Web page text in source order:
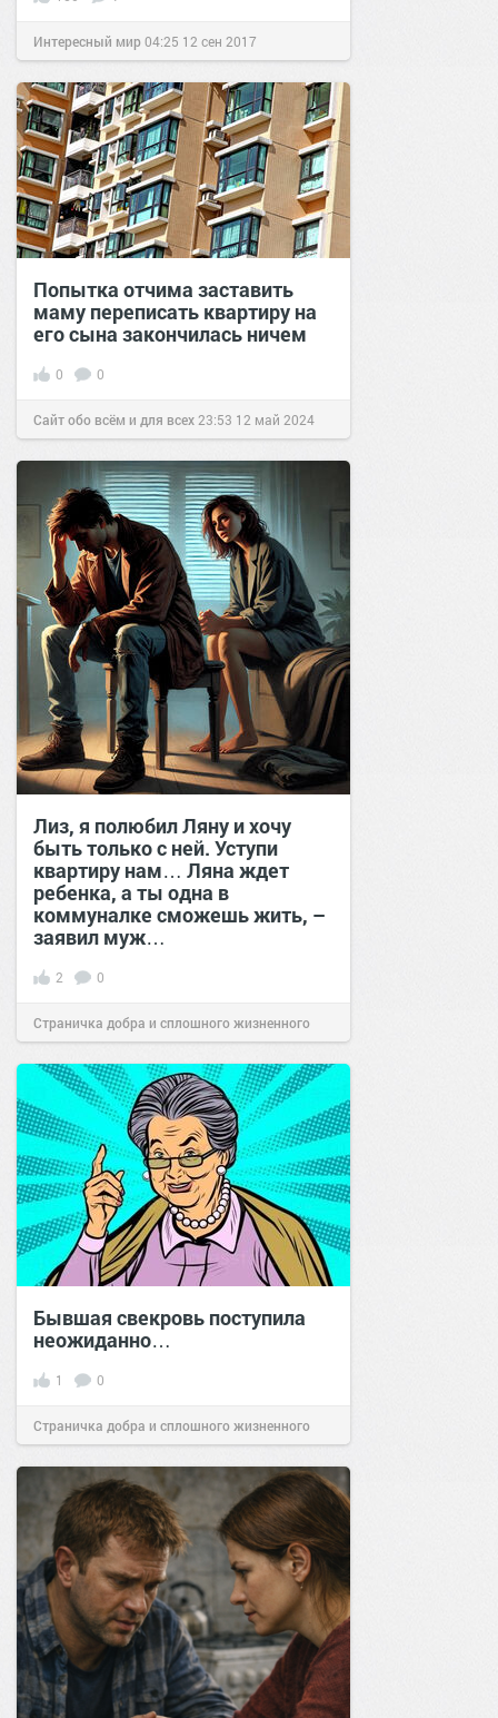
Интересный мир04:25 12 сен 2017
Попытка отчима заставить
маму переписать квартиру на
его сына закончилась ничем
0 0
Сайт обо всём и для всех 23:53 12 май 2024
Лиз, я полюбил Ляну и хочу
быть только с ней. Уступи
квартиру нам… Ляна ждет
ребенка, а ты одна в
коммуналке сможешь жить, –
заявил муж…
2 0
Страничка добра и сплошного жизненного
позитива!15:0421 окт 2024
Бывшая свекровь поступила
неожиданно…
1 0
Страничка добра и сплошного жизненного
позитива!17:4801 апр 2024